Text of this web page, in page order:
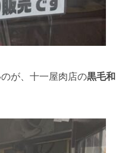
が、十一屋肉店の黒毛和